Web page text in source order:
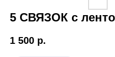
5 СВЯЗОК с
1 500 р.